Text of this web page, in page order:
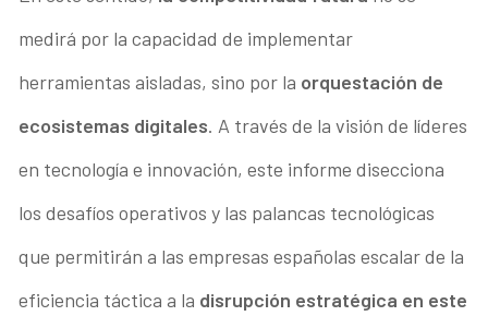
medirá por la capacidad de implementar
herramientas aisladas, sino por la orquestación de
ecosistemas digitales. A través de la visión de líderes
en tecnología e innovación, este informe disecciona
los desafíos operativos y las palancas tecnológicas
que permitirán a las empresas españolas escalar de la
eficiencia táctica a la disrupción estratégica en este